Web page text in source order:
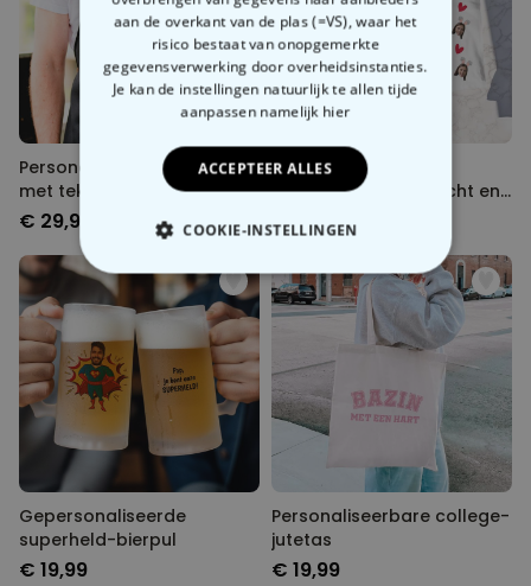
Personaliseerbaar schort
met tekst en symbool
€ 29,99
Gepersonaliseerde
boxershort met gezicht en
€ 29,99
Gepersonaliseerde
superheld-bierpul
€ 19,99
Personaliseerbare college-
jutetas
€ 19,99
aan de overkant van de plas (=VS), waar het
risico bestaat van onopgemerkte
gegevensverwerking door overheidsinstanties.
Je kan de instellingen natuurlijk te allen tijde
aanpassen namelijk hier
ACCEPTEER ALLES
COOKIE-INSTELLINGEN
NOODZAKELIJK
PERFORMANCE
MARKETING OVERIGE